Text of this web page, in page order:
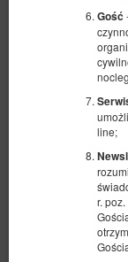
Gość
line;
r.
Pokój
Dostępna liczba: 5
2 łóżka
Udostępnij